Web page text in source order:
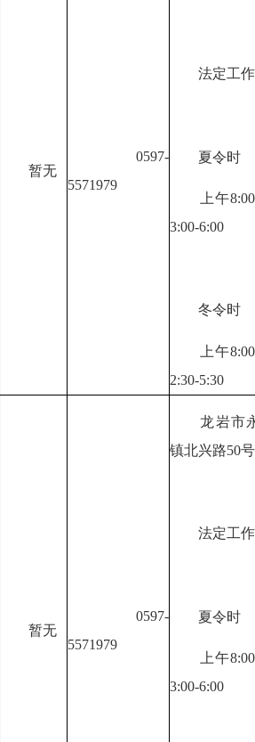
暂无
0597-
5571979
法定工作
夏令时
上午8:00-
3:00-6:00
冬令时
上午8:00-
2:30-5:30
暂无
0597-
5571979
龙岩市永
镇北兴路50号
法定工作
夏令时
上午8:00-
3:00-6:00